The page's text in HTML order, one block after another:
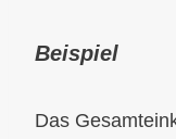
Beispiel
Das